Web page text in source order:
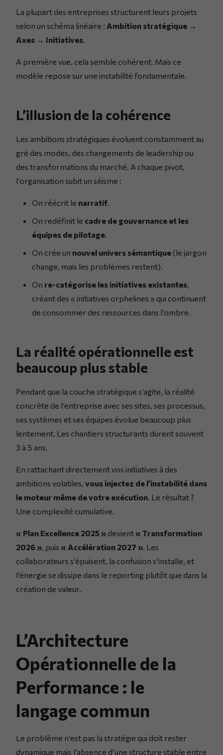
La plupart des entreprises structurent leurs projets
selon un schéma linéaire : Ambition stratégique →
Axes → Initiatives
A première vue, cela semble cohérent. Mais ce
modèle repose sur une instabilité fondamentale.
L’illusion de la cohérence
Les ambitions stratégiques évoluent constamment au
gré des modes, des changements de leadership ou
des transformations du marché. A chaque pivot,
l’organisation subit un séisme :
On réécrit le narratif
On redéfinit le cadre de gouvernance et les
équipes de pilotage
On crée un nouvel univers sémantique (le jargon
change, mais les problèmes restent).
On re-catégorise les initiatives existantes,
créant des « initiatives orphelines » qui continuent
de consommer des ressources dans l’ombre.
La réalité opérationnelle est
beaucoup plus stable
Pendant que la couche stratégique s’agite, la réalité
concrète de l’entreprise avec ses sites, ses processus,
ses systèmes et ses équipes évolue beaucoup plus
lentement. Les chantiers structurants durent souvent
3 à 5 ans.
En rattachant directement vos initiatives à des
ambitions volatiles, vous injectez de l’instabilité dans
le moteur même de votre exécution. Le résultat ?
Une complexité cumulative.
« Plan Excellence 2025 » devient « Transformation
2026 », puis « Accélération 2027 ». Les
collaborateurs s’épuisent, la confusion s’installe, et
l’énergie se dissipe dans le reporting plutôt que dans la
création de valeur.
L’Architecture
Opérationnelle de la
Performance : le
langage commun
Le problème n’est pas la stratégie qui doit rester
dynamique mais l’absence d’une structure stable entre